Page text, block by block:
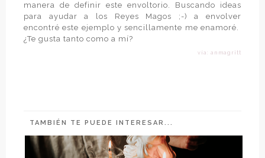
manera de definir este envoltorio. Buscando ideas
para ayudar a los Reyes Magos ;-) a envolver
encontré este ejemplo y sencillamente me enamoré.
¿Te gusta tanto como a mí?
vía: anmagritt
TAMBIÉN TE PUEDE INTERESAR...